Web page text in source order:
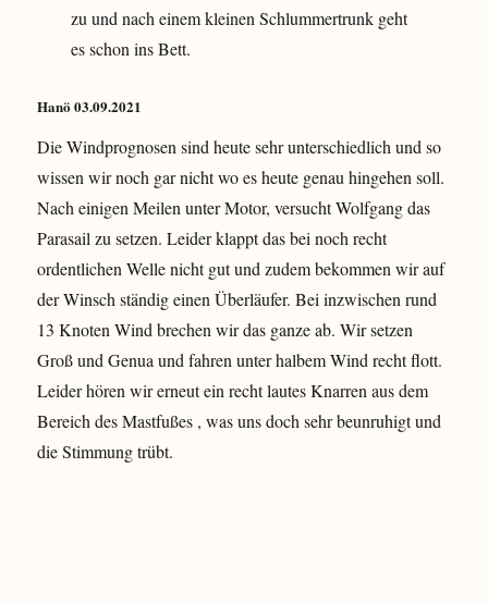
zu und nach einem kleinen Schlummertrunk geht
es schon ins Bett.
Hanö 03.09.2021
Die Windprognosen sind heute sehr unterschiedlich und so
wissen wir noch gar nicht wo es heute genau hingehen soll.
Nach einigen Meilen unter Motor, versucht Wolfgang das
Parasail zu setzen. Leider klappt das bei noch recht
ordentlichen Welle nicht gut und zudem bekommen wir auf
der Winsch ständig einen Überläufer. Bei inzwischen rund
13 Knoten Wind brechen wir das ganze ab. Wir setzen
Groß und Genua und fahren unter halbem Wind recht flott.
Leider hören wir erneut ein recht lautes Knarren aus dem
Bereich des Mastfußes , was uns doch sehr beunruhigt und
die Stimmung trübt.